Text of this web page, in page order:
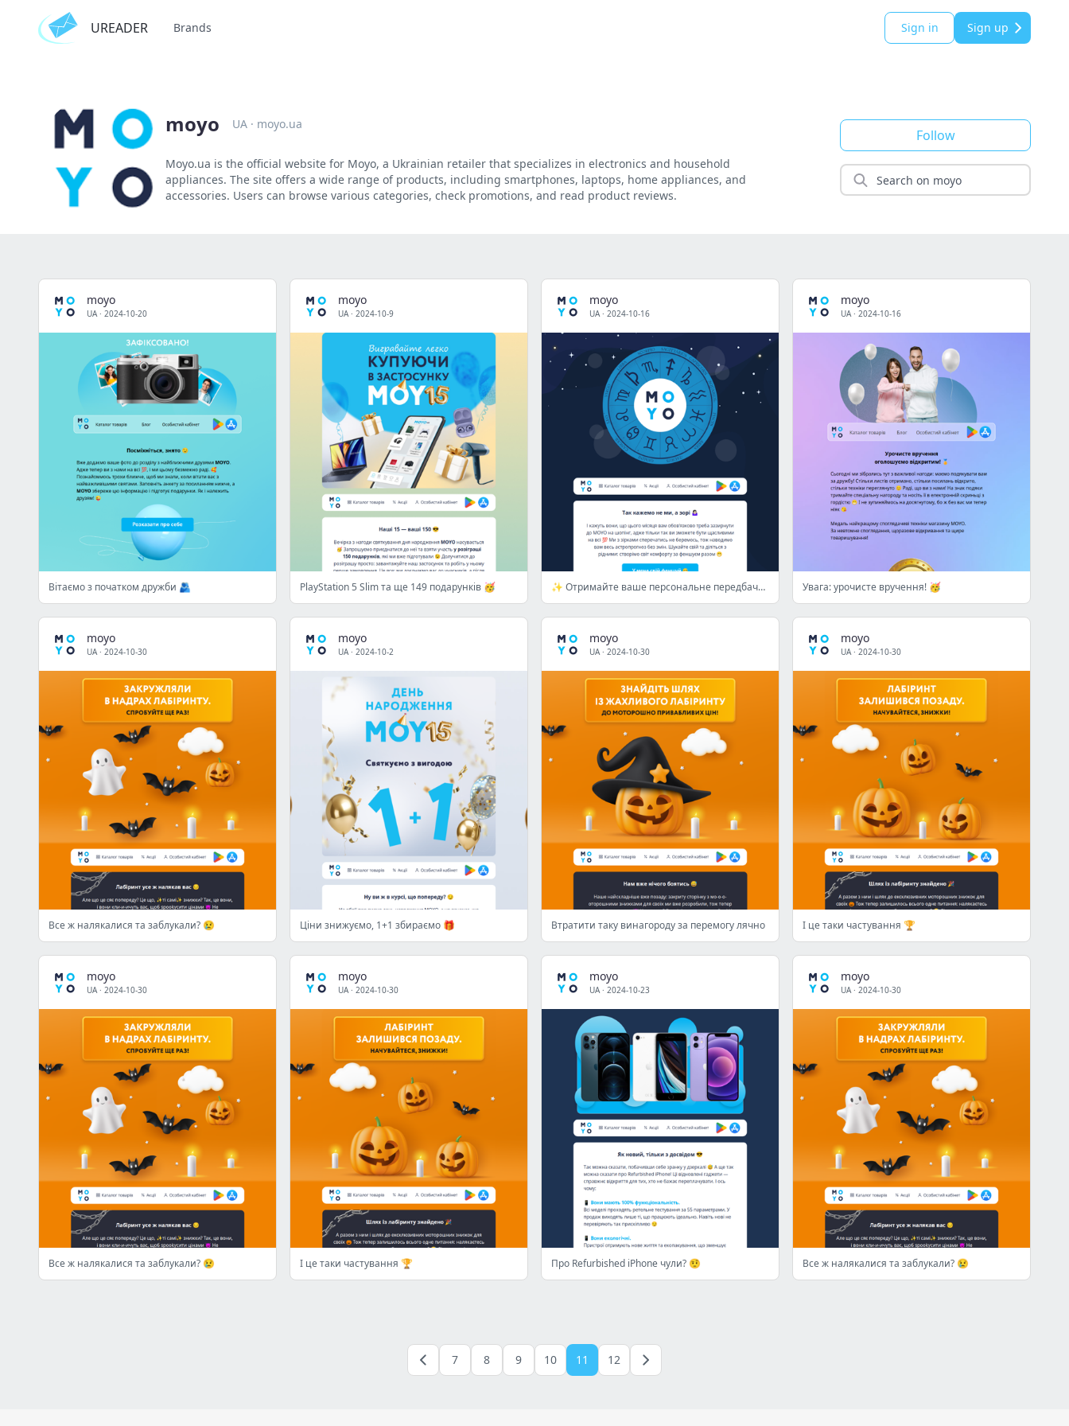
UREADER Brands Sign in Sign up
moyo UA · moyo.ua
Moyo.ua is the official website for Moyo, a Ukrainian retailer that specializes in electronics and household
appliances. The site offers a wide range of products, including smartphones, laptops, home appliances, and
accessories. Users can browse various categories, check promotions, and read product reviews.
Follow
moyo
UA· 2024-10-20
Вітаємо з початком дружби 🫂
moyo
UA· 2024-10-9
PlayStation 5 Slim та ще 149 подарунків 🥳
moyo
UA· 2024-10-16
✨ Отримайте ваше персональне передбачення від зірок!
moyo
UA· 2024-10-16
Увага: урочисте вручення! 🥳
moyo
UA· 2024-10-30
Все ж налякалися та заблукали? 😢
moyo
UA· 2024-10-2
Ціни знижуємо, 1+1 збираємо 🎁
moyo
UA· 2024-10-30
Втратити таку винагороду за перемогу лячно
moyo
UA· 2024-10-30
І це таки частування 🏆
moyo
UA· 2024-10-30
Все ж налякалися та заблукали? 😢
moyo
UA· 2024-10-30
І це таки частування 🏆
moyo
UA· 2024-10-23
Про Refurbished iPhone чули? 🤨
moyo
UA· 2024-10-30
Все ж налякалися та заблукали? 😢
7 8 9 10 11 12